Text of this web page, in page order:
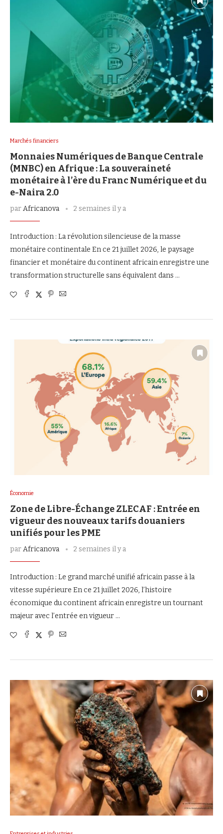
Marchés financiers
Monnaies Numériques de Banque Centrale
(MNBC) en Afrique : La souveraineté
monétaire à l’ère du Franc Numérique et du
e-Naira 2.0
parAfricanova 2 semaines il y a
Introduction : La révolution silencieuse de la masse
monétaire continentale En ce 21 juillet 2026, le paysage
financier et monétaire du continent africain enregistre une
transformation structurelle sans équivalent dans …
Économie
Zone de Libre-Échange ZLECAF : Entrée en
vigueur des nouveaux tarifs douaniers
unifiés pour les PME
parAfricanova 2 semaines il y a
Introduction : Le grand marché unifié africain passe à la
vitesse supérieure En ce 21 juillet 2026, l’histoire
économique du continent africain enregistre un tournant
majeur avec l’entrée en vigueur …